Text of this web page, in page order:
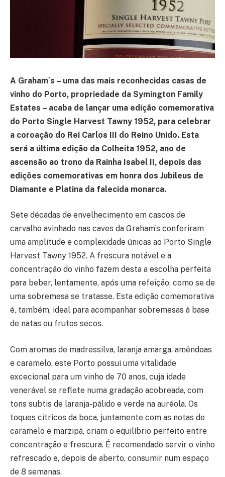
A Graham´s – uma das mais reconhecidas casas de
vinho do Porto, propriedade da Symington Family
Estates – acaba de lançar uma edição comemorativa
do Porto Single Harvest Tawny 1952, para celebrar
a coroação do Rei Carlos III do Reino Unido. Esta
será a última edição da Colheita 1952, ano de
ascensão ao trono da Rainha Isabel II, depois das
edições comemorativas em honra dos Jubileus de
Diamante e Platina da falecida monarca.
Sete décadas de envelhecimento em cascos de
carvalho avinhado nas caves da Graham’s conferiram
uma amplitude e complexidade únicas ao Porto Single
Harvest Tawny 1952. A frescura notável e a
concentração do vinho fazem desta a escolha perfeita
para beber, lentamente, após uma refeição, como se de
uma sobremesa se tratasse. Esta edição comemorativa
é, também, ideal para acompanhar sobremesas à base
de natas ou frutos secos.
Com aromas de madressilva, laranja amarga, amêndoas
e caramelo, este Porto possui uma vitalidade
excecional para um vinho de 70 anos, cuja idade
venerável se reflete numa gradação acobreada, com
tons subtis de laranja-pálido e verde na auréola. Os
toques cítricos da boca, juntamente com as notas de
caramelo e marzipã, criam o equilíbrio perfeito entre
concentração e frescura. É recomendado servir o vinho
refrescado e, depois de aberto, consumir num espaço
de 8 semanas.